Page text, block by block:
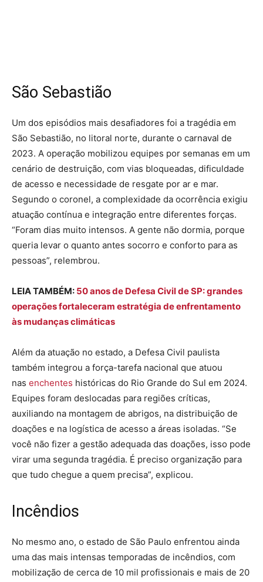
São Sebastião
Um dos episódios mais desafiadores foi a tragédia em
São Sebastião, no litoral norte, durante o carnaval de
2023. A operação mobilizou equipes por semanas em um
cenário de destruição, com vias bloqueadas, dificuldade
de acesso e necessidade de resgate por ar e mar.
Segundo o coronel, a complexidade da ocorrência exigiu
atuação contínua e integração entre diferentes forças.
“Foram dias muito intensos. A gente não dormia, porque
queria levar o quanto antes socorro e conforto para as
pessoas”, relembrou.
LEIA TAMBÉM: 50 anos de Defesa Civil de SP: grandes
operações fortaleceram estratégia de enfrentamento
às mudanças climáticas
Além da atuação no estado, a Defesa Civil paulista
também integrou a força-tarefa nacional que atuou
nas enchentes históricas do Rio Grande do Sul em 2024.
Equipes foram deslocadas para regiões críticas,
auxiliando na montagem de abrigos, na distribuição de
doações e na logística de acesso a áreas isoladas. “Se
você não fizer a gestão adequada das doações, isso pode
virar uma segunda tragédia. É preciso organização para
que tudo chegue a quem precisa”, explicou.
Incêndios
No mesmo ano, o estado de São Paulo enfrentou ainda
uma das mais intensas temporadas de incêndios, com
mobilização de cerca de 10 mil profissionais e mais de 20